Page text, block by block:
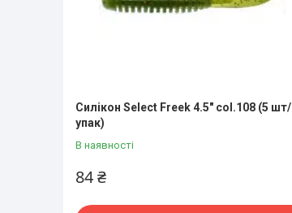
Силікон Select Freek 4.5" col.108 (5 шт/
упак)
В наявності
84 ₴